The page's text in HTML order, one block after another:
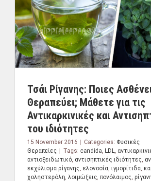
Τσάι Ρίγανης: Ποιες
Θεραπεύει; Μάθετε για τις
Αντικαρκινικές και
του ιδιότητες
15 November 2016 | Categories: Φυσικές
Θεραπείες | Tags: candida LDL
αντιοξειδωτικό αντισηπτικές ιδιότητες
εκχύλισμα ρίγανης ελονοσία ιγμορίτιδα
χοληστερόλη λοιμώξεις ,πονόλαιμος